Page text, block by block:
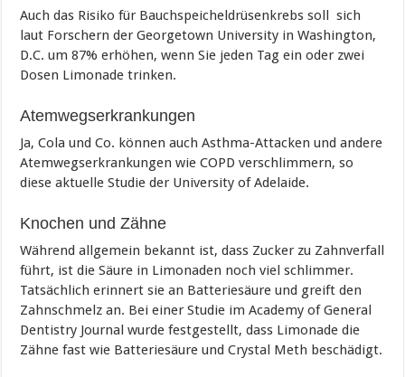
Auch das Risiko für Bauchspeicheldrüsenkrebs soll sich
laut Forschern der Georgetown University in Washington,
D.C. um 87% erhöhen, wenn Sie jeden Tag ein oder zwei
Dosen Limonade trinken.
Atemwegserkrankungen
Ja, Cola und Co. können auch Asthma-Attacken und andere
Atemwegserkrankungen wie COPD verschlimmern, so
diese aktuelle Studie der University of Adelaide.
Knochen und Zähne
Während allgemein bekannt ist, dass Zucker zu Zahnverfall
führt, ist die Säure in Limonaden noch viel schlimmer.
Tatsächlich erinnert sie an Batteriesäure und greift den
Zahnschmelz an. Bei einer Studie im Academy of General
Dentistry Journal wurde festgestellt, dass Limonade die
Zähne fast wie Batteriesäure und Crystal Meth beschädigt.